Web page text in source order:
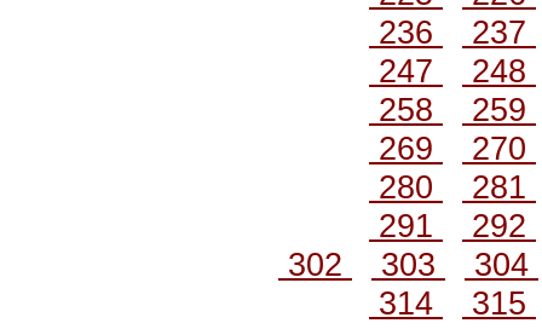
236
237
247
248
258
259
269
270
280
281
291
292
302
303
304
314
315